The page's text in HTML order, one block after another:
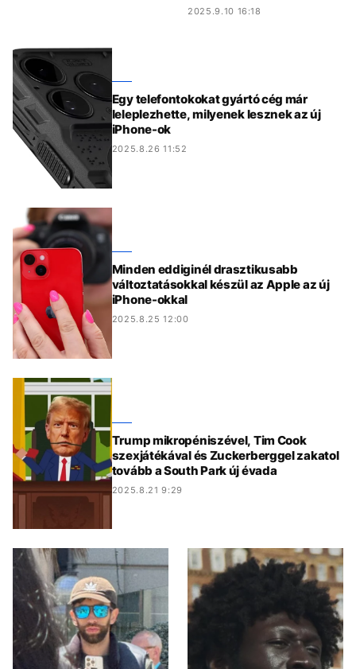
2025.9.10 16:18
Egy telefontokokat gyártó cég már
leleplezhette, milyenek lesznek az új
iPhone-ok
2025.8.26 11:52
Minden eddiginél drasztikusabb
változtatásokkal készül az Apple az új
iPhone-okkal
2025.8.25 12:00
Trump mikropéniszével, Tim Cook
szexjátékával és Zuckerberggel zakatol
tovább a South Park új évada
2025.8.21 9:29